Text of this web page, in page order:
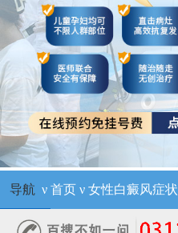
导航 ν 首页ν 女性白癜风症状